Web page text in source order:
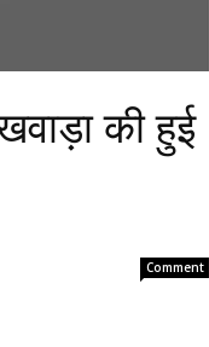
की हुई
Comment